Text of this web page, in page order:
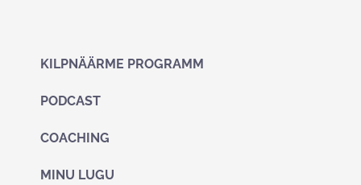
KILPNÄÄRME PROGRAMM
PODCAST
COACHING
MINU LUGU